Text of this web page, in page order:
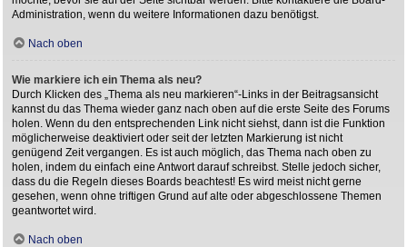
Administration, wenn du weitere Informationen dazu benötigst.
Nach oben
Wie markiere ich ein Thema als neu?
Durch Klicken des „Thema als neu markieren“-Links in der Beitragsansicht
kannst du das Thema wieder ganz nach oben auf die erste Seite des Forums
holen. Wenn du den entsprechenden Link nicht siehst, dann ist die Funktion
möglicherweise deaktiviert oder seit der letzten Markierung ist nicht
genügend Zeit vergangen. Es ist auch möglich, das Thema nach oben zu
holen, indem du einfach eine Antwort darauf schreibst. Stelle jedoch sicher,
dass du die Regeln dieses Boards beachtest! Es wird meist nicht gerne
gesehen, wenn ohne triftigen Grund auf alte oder abgeschlossene Themen
geantwortet wird.
Nach oben